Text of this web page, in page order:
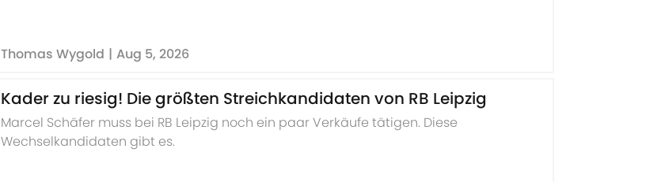
Thomas Wygold | Aug 5, 2026
Kader zu riesig! Die größten Streichkandidaten von RB Leipzig
Marcel Schäfer muss bei RB Leipzig noch ein paar Verkäufe tätigen. Diese
Wechselkandidaten gibt es.